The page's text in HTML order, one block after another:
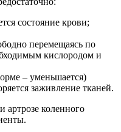
состояние крови;
перемещаясь по
кислородом и
– уменьшается)
заживление тканей.
коленного